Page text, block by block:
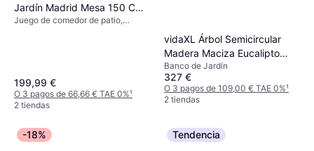
Jardín Madrid Mesa 150 Cm
Y 6 Sillas Apilables Gris
Juego de comedor de patio,
199,99 €
O 3 pagos de 66,66 € TAE 0%¹
2 tiendas
vidaXL Árbol Semicircular
Madera Maciza Eucalipto
Ø208 cm Marrón Banco de
Jardín
Banco de Jardín
327 €
O 3 pagos de 109,00 € TAE 0%¹
2 tiendas
-18% Tendencia